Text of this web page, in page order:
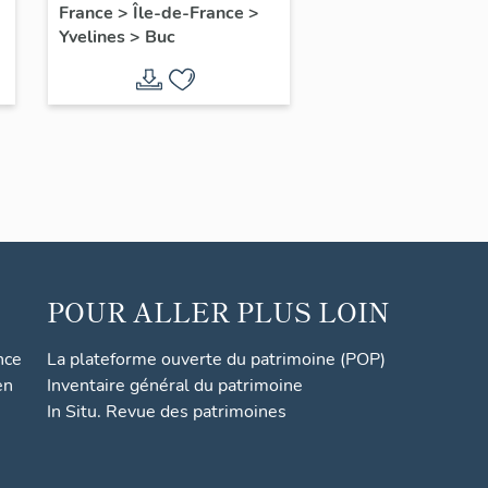
France > Île-de-France >
Yvelines> Buc
POUR ALLER PLUS LOIN
La plateforme ouverte du patrimoine (POP)
Inventaire général du patrimoine
In Situ. Revue des patrimoines